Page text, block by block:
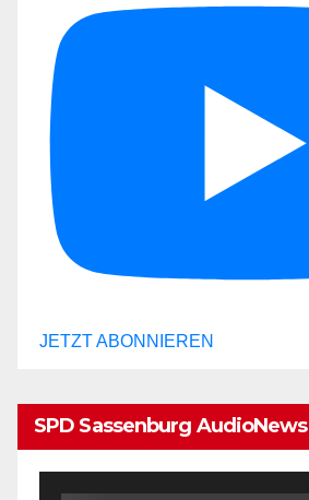
JETZT ABONNIEREN
SPD Sassenburg AudioNews